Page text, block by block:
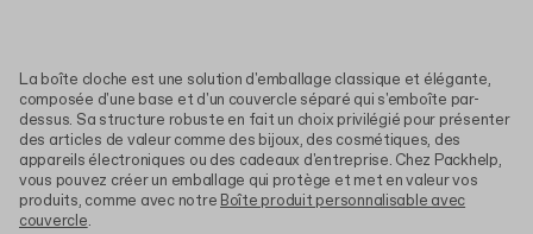
La boîte cloche est une solution d'emballage classique et élégante,
composée d'une base et d'un couvercle séparé qui s'emboîte par-
dessus. Sa structure robuste en fait un choix privilégié pour présenter
des articles de valeur comme des bijoux, des cosmétiques, des
appareils électroniques ou des cadeaux d'entreprise. Chez Packhelp,
vous pouvez créer un emballage qui protège et met en valeur vos
produits, comme avec notre Boîte produit personnalisable avec
couvercle.